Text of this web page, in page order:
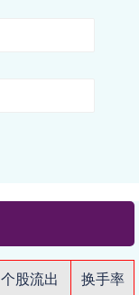
个股流出
换手率